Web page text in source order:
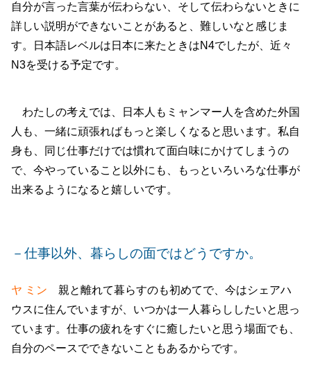
自分が言った言葉が伝わらない、そして伝わらないときに
詳しい説明ができないことがあると、難しいなと感じま
す。日本語レベルは日本に来たときはN4でしたが、近々
N3を受ける予定です。
わたしの考えでは、日本人もミャンマー人を含めた外国
人も、一緒に頑張ればもっと楽しくなると思います。私自
身も、同じ仕事だけでは慣れて面白味にかけてしまうの
で、今やっていること以外にも、もっといろいろな仕事が
出来るようになると嬉しいです。
－仕事以外、暮らしの面ではどうですか。
ヤ ミン 親と離れて暮らすのも初めてで、今はシェアハ
ウスに住んでいますが、いつかは一人暮らししたいと思っ
ています。仕事の疲れをすぐに癒したいと思う場面でも、
自分のペースでできないこともあるからです。